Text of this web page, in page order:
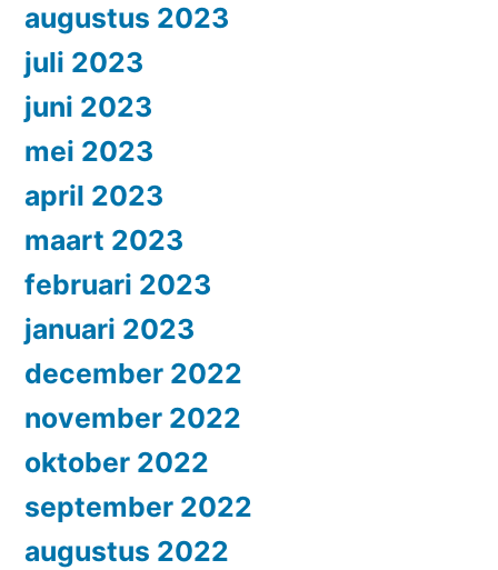
augustus 2023
juli 2023
juni 2023
mei 2023
april 2023
maart 2023
februari 2023
januari 2023
december 2022
november 2022
oktober 2022
september 2022
augustus 2022